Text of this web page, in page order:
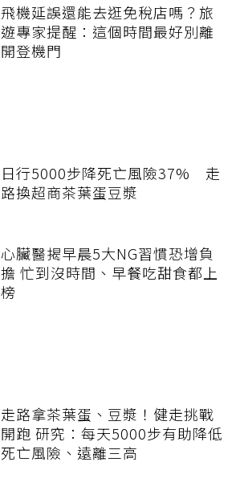
飛機延誤還能去逛免稅店嗎？旅
遊專家提醒：這個時間最好別離
開登機門
日行5000步降死亡風險37% 走
路換超商茶葉蛋豆漿
心臟醫揭早晨5大NG習慣恐增負
擔 忙到沒時間、早餐吃甜食都上
榜
走路拿茶葉蛋、豆漿！健走挑戰
開跑 研究：每天5000步有助降低
死亡風險、遠離三高